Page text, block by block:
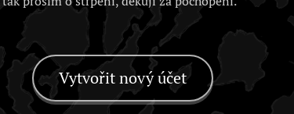
Vytvořit nový účet